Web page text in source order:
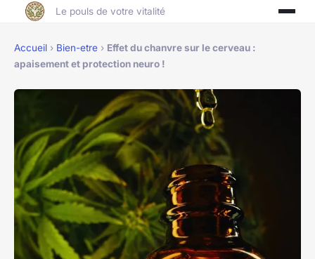
Le pouls de votre vitalité
Accueil › Bien-etre › Effet du chanvre sur le cerveau :
apaisement et protection neuro !